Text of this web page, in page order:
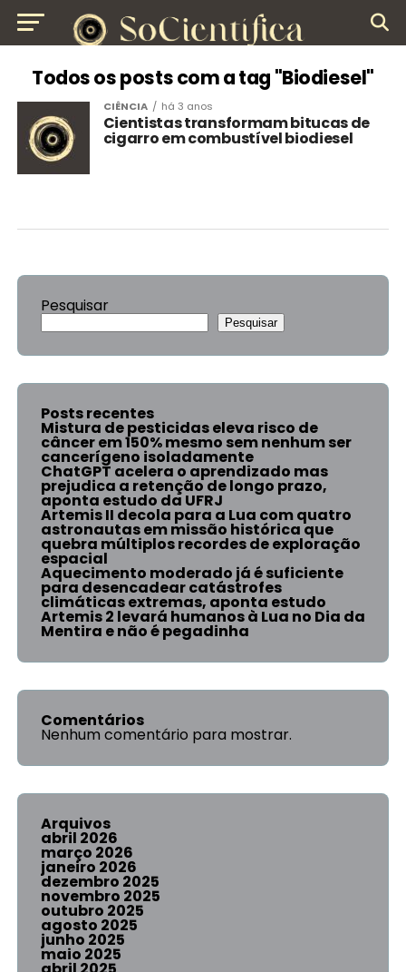
Todos os posts com a tag "Biodiesel"
CIÊNCIA há 3 anos
Cientistas transformam bitucas de
cigarro em combustível biodiesel
Pesquisar
Pesquisar
Posts recentes
Mistura de pesticidas eleva risco de
câncer em 150% mesmo sem nenhum ser
cancerígeno isoladamente
ChatGPT acelera o aprendizado mas
prejudica a retenção de longo prazo,
aponta estudo da UFRJ
Artemis II decola para a Lua com quatro
astronautas em missão histórica que
quebra múltiplos recordes de exploração
espacial
Aquecimento moderado já é suficiente
para desencadear catástrofes
climáticas extremas, aponta estudo
Artemis 2 levará humanos à Lua no Dia da
Mentira e não é pegadinha
Comentários
Nenhum comentário para mostrar.
Arquivos
abril 2026
março 2026
janeiro 2026
dezembro 2025
novembro 2025
outubro 2025
agosto 2025
junho 2025
maio 2025